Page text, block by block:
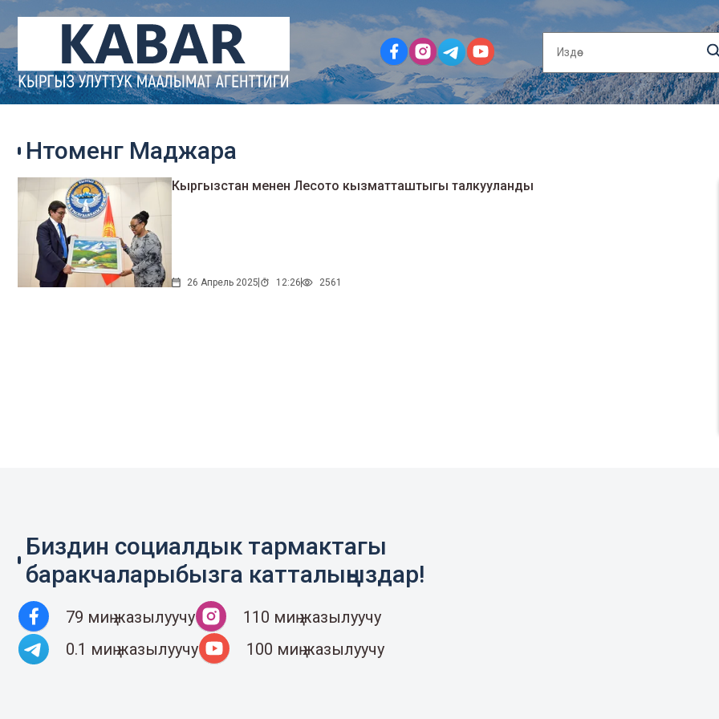
Нтоменг Маджара
Кыргызстан менен Лесото кызматташтыгы талкууланды
26 Апрель 2025 12:26 2561
Биздин социалдык тармактагы
баракчаларыбызга катталыңыздар!
79 миң жазылуучу
110 миң жазылуучу
0.1 миң жазылуучу
100 миң жазылуучу